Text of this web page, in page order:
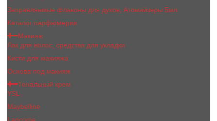
Заправляемые флаконы для духов, Атомайзеры 5мл
Каталог парфюмерии
Макияж
Лак для волос, средства для укладки
Кисти для макияжа
Основа под макияж
Тональный крем
YSL
Maybelline